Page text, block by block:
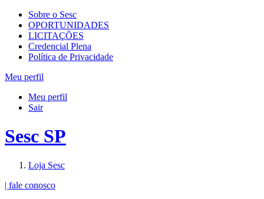
Sobre o Sesc
OPORTUNIDADES
LICITAÇÕES
Credencial Plena
Política de Privacidade
Meu perfil
Meu perfil
Sair
Sesc SP
Loja Sesc
| fale conosco